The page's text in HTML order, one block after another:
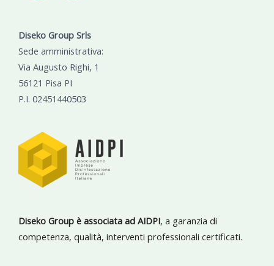
Diseko Group Srls
Sede amministrativa:
Via Augusto Righi, 1
56121 Pisa PI
P.I. 02451440503
Diseko Group è associata ad AIDPI, a garanzia di
competenza, qualità, interventi professionali certificati.